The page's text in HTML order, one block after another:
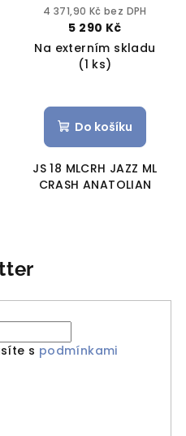
4 371,90 Kč bez DPH
5 290 Kč
Na externím skladu
(1 ks)
Do košíku
JS 18 MLCRH JAZZ ML
CRASH ANATOLIAN
s podmínkami